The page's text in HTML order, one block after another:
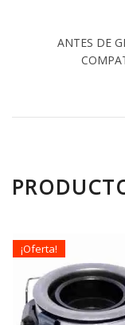
ANTES DE
¡Oferta!